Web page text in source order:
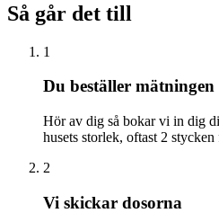
Så går det till
1
Du beställer mätningen
Hör av dig så bokar vi in dig
husets storlek, oftast 2
2
Vi skickar dosorna